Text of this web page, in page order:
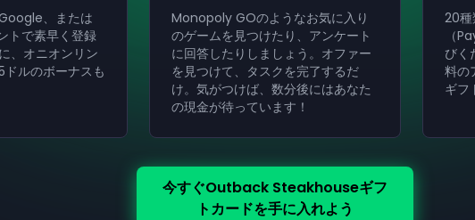
、または
トで素早く登録
、オニオンリン
ルのボーナスも
Monopoly GOのようなお気に入り
のゲームを見つけたり、アンケート
に回答したりしましょう。オファー
を見つけて、タスクを完了するだ
け。気がつけば、数分後にはあなた
の現金が待っています！
20種
（
びく
料の
ギフ
今すぐOutback Steakhouseギフ
トカードを手に入れよう